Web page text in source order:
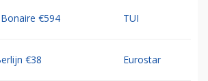
€594 TUI
€38 Eurostar